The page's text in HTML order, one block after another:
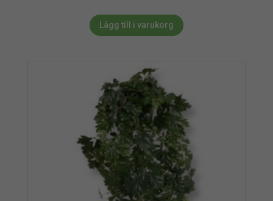
Lägg till i varukorg